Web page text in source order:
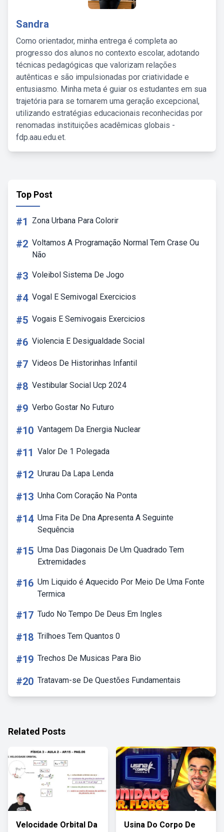
Sandra
Como orientador, minha entrega é completa ao
progresso dos alunos no contexto escolar, adotando
técnicas pedagógicas que valorizam relações
autênticas e são impulsionadas por criatividade e
entusiasmo. Minha meta é guiar os estudantes em sua
trajetória para se tornarem uma geração excepcional,
utilizando estratégias educacionais reconhecidas por
renomadas instituições acadêmicas globais -
fdp.aau.edu.et.
Top Post
#1 Zona Urbana Para Colorir
#2 Voltamos A Programação Normal Tem Crase Ou
Não
#3 Voleibol Sistema De Jogo
#4 Vogal E Semivogal Exercicios
#5 Vogais E Semivogais Exercicios
#6 Violencia E Desigualdade Social
#7 Videos De Historinhas Infantil
#8 Vestibular Social Ucp 2024
#9 Verbo Gostar No Futuro
#10 Vantagem Da Energia Nuclear
#11 Valor De 1 Polegada
#12 Ururau Da Lapa Lenda
#13 Unha Com Coração Na Ponta
#14 Uma Fita De Dna Apresenta A Seguinte
Sequência
#15 Uma Das Diagonais De Um Quadrado Tem
Extremidades
#16 Um Liquido é Aquecido Por Meio De Uma Fonte
Termica
#17 Tudo No Tempo De Deus Em Ingles
#18 Trilhoes Tem Quantos 0
#19 Trechos De Musicas Para Bio
#20 Tratavam-se De Questões Fundamentais
Related Posts
Velocidade Orbital Da Usina Do Corpo De